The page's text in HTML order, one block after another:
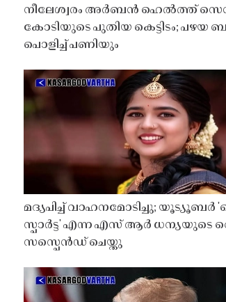
നീലേശ്വരം അർബൻ ഹെൽത്ത്
കോടിയുടെ പുതിയ കെട്ടിടം;
പൊളിച്ച് പണിയും
മദ്യപിച്ച് വാഹനമോടിച്ചു;
സ്പാർട്ട' എന്ന എസ് ആർ
സസ്പെൻഡ് ചെയ്തു ​​​​​​​